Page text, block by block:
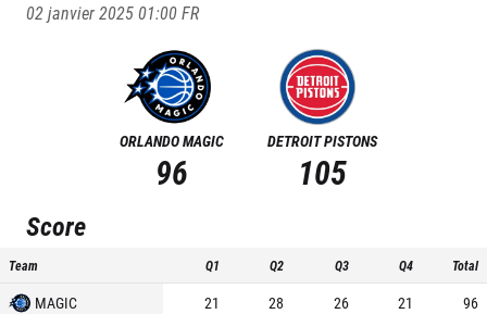
02 janvier 2025 01:00FR
ORLANDO MAGIC
96
DETROIT PISTONS
105
Score
Team Q1 Q2 Q3 Q4 Total
MAGIC 21 28 26 21
96